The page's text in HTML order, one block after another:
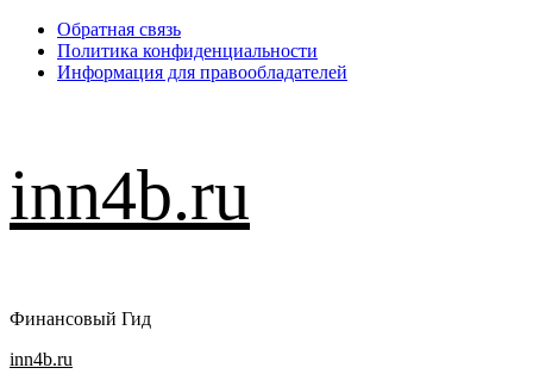
Перейти
содержимому
Обратная связь
Политика конфиденциальности
Информация для правообладателей
inn4b.ru
Финансовый Гид
Основное
inn4b.ru